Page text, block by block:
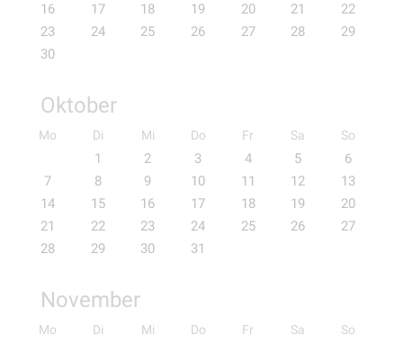
16
17 18 19 20 21
22
23
24 25 26 27 28
29
30
Oktober
Mo Di Mi Do Fr Sa So
1 2 3 4 5
6
7
8 9 10 11 12
13
14
15 16 17 18 19
20
21
22 23 24 25 26
27
28
29 30 31
November
Mo Di Mi Do Fr Sa So